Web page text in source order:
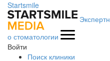
Startsmile
о стоматологии
Войти
Поиск клиники